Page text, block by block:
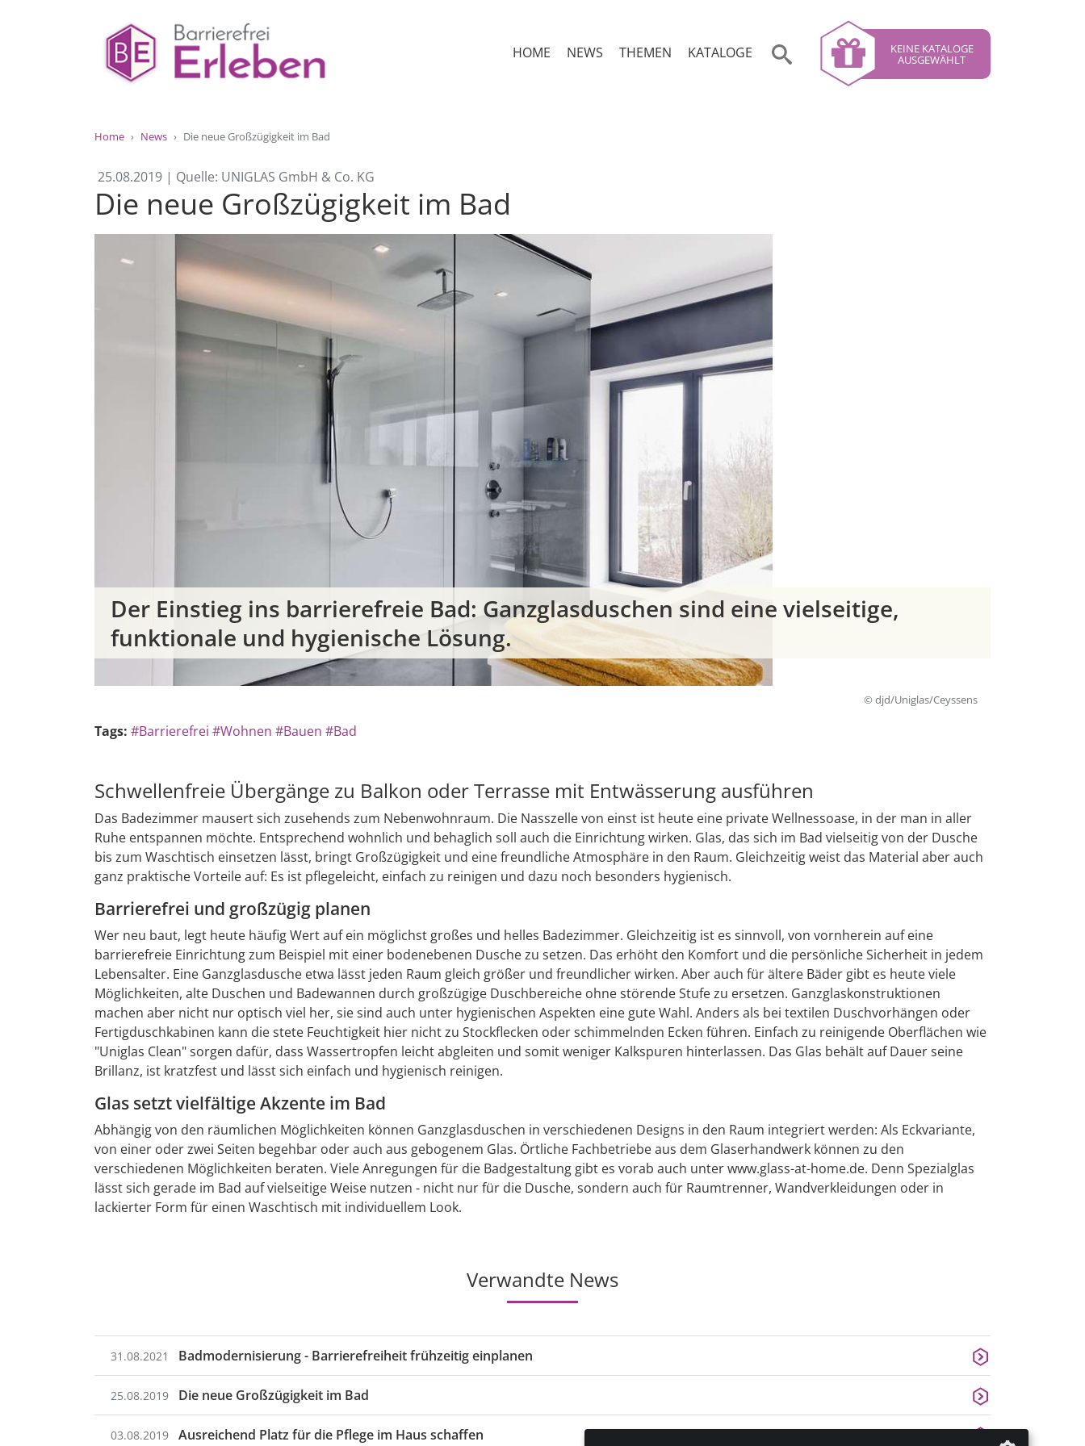
HOME NEWS THEMEN KATALOGE KEINE KATALOGE
AUSGEWÄHLT
Home News Die neue Großzügigkeit im Bad
25.08.2019 | Quelle: UNIGLAS GmbH & Co. KG
Die neue Großzügigkeit im Bad
Der Einstieg ins barrierefreie Bad: Ganzglasduschen sind eine vielseitige,
funktionale und hygienische Lösung.
© djd/Uniglas/Ceyssens
Tags: #Barrierefrei #Wohnen #Bauen #Bad
Schwellenfreie Übergänge zu Balkon oder Terrasse mit Entwässerung ausführen
Das Badezimmer mausert sich zusehends zum Nebenwohnraum. Die Nasszelle von einst ist heute eine private Wellnessoase, in der man in aller
Ruhe entspannen möchte. Entsprechend wohnlich und behaglich soll auch die Einrichtung wirken. Glas, das sich im Bad vielseitig von der Dusche
bis zum Waschtisch einsetzen lässt, bringt Großzügigkeit und eine freundliche Atmosphäre in den Raum. Gleichzeitig weist das Material aber auch
ganz praktische Vorteile auf: Es ist pflegeleicht, einfach zu reinigen und dazu noch besonders hygienisch.
Barrierefrei und großzügig planen
Wer neu baut, legt heute häufig Wert auf ein möglichst großes und helles Badezimmer. Gleichzeitig ist es sinnvoll, von vornherein auf eine
barrierefreie Einrichtung zum Beispiel mit einer bodenebenen Dusche zu setzen. Das erhöht den Komfort und die persönliche Sicherheit in jedem
Lebensalter. Eine Ganzglasdusche etwa lässt jeden Raum gleich größer und freundlicher wirken. Aber auch für ältere Bäder gibt es heute viele
Möglichkeiten, alte Duschen und Badewannen durch großzügige Duschbereiche ohne störende Stufe zu ersetzen. Ganzglaskonstruktionen
machen aber nicht nur optisch viel her, sie sind auch unter hygienischen Aspekten eine gute Wahl. Anders als bei textilen Duschvorhängen oder
Fertigduschkabinen kann die stete Feuchtigkeit hier nicht zu Stockflecken oder schimmelnden Ecken führen. Einfach zu reinigende Oberflächen wie
"Uniglas Clean" sorgen dafür, dass Wassertropfen leicht abgleiten und somit weniger Kalkspuren hinterlassen. Das Glas behält auf Dauer seine
Brillanz, ist kratzfest und lässt sich einfach und hygienisch reinigen.
Glas setzt vielfältige Akzente im Bad
Abhängig von den räumlichen Möglichkeiten können Ganzglasduschen in verschiedenen Designs in den Raum integriert werden: Als Eckvariante,
von einer oder zwei Seiten begehbar oder auch aus gebogenem Glas. Örtliche Fachbetriebe aus dem Glaserhandwerk können zu den
verschiedenen Möglichkeiten beraten. Viele Anregungen für die Badgestaltung gibt es vorab auch unter www.glass-at-home.de. Denn Spezialglas
lässt sich gerade im Bad auf vielseitige Weise nutzen - nicht nur für die Dusche, sondern auch für Raumtrenner, Wandverkleidungen oder in
lackierter Form für einen Waschtisch mit individuellem Look.
Verwandte News
31.08.2021 Badmodernisierung - Barrierefreiheit frühzeitig einplanen
25.08.2019 Die neue Großzügigkeit im Bad
03.08.2019 Ausreichend Platz für die Pflege im Haus schaffen weiter lesen